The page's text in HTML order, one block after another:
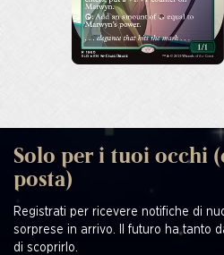
Solo per i tuoi occhi
posta)
Registrati per ricevere notifiche di
sorprese in arrivo. Il futuro ha tanto
di scoprirlo.